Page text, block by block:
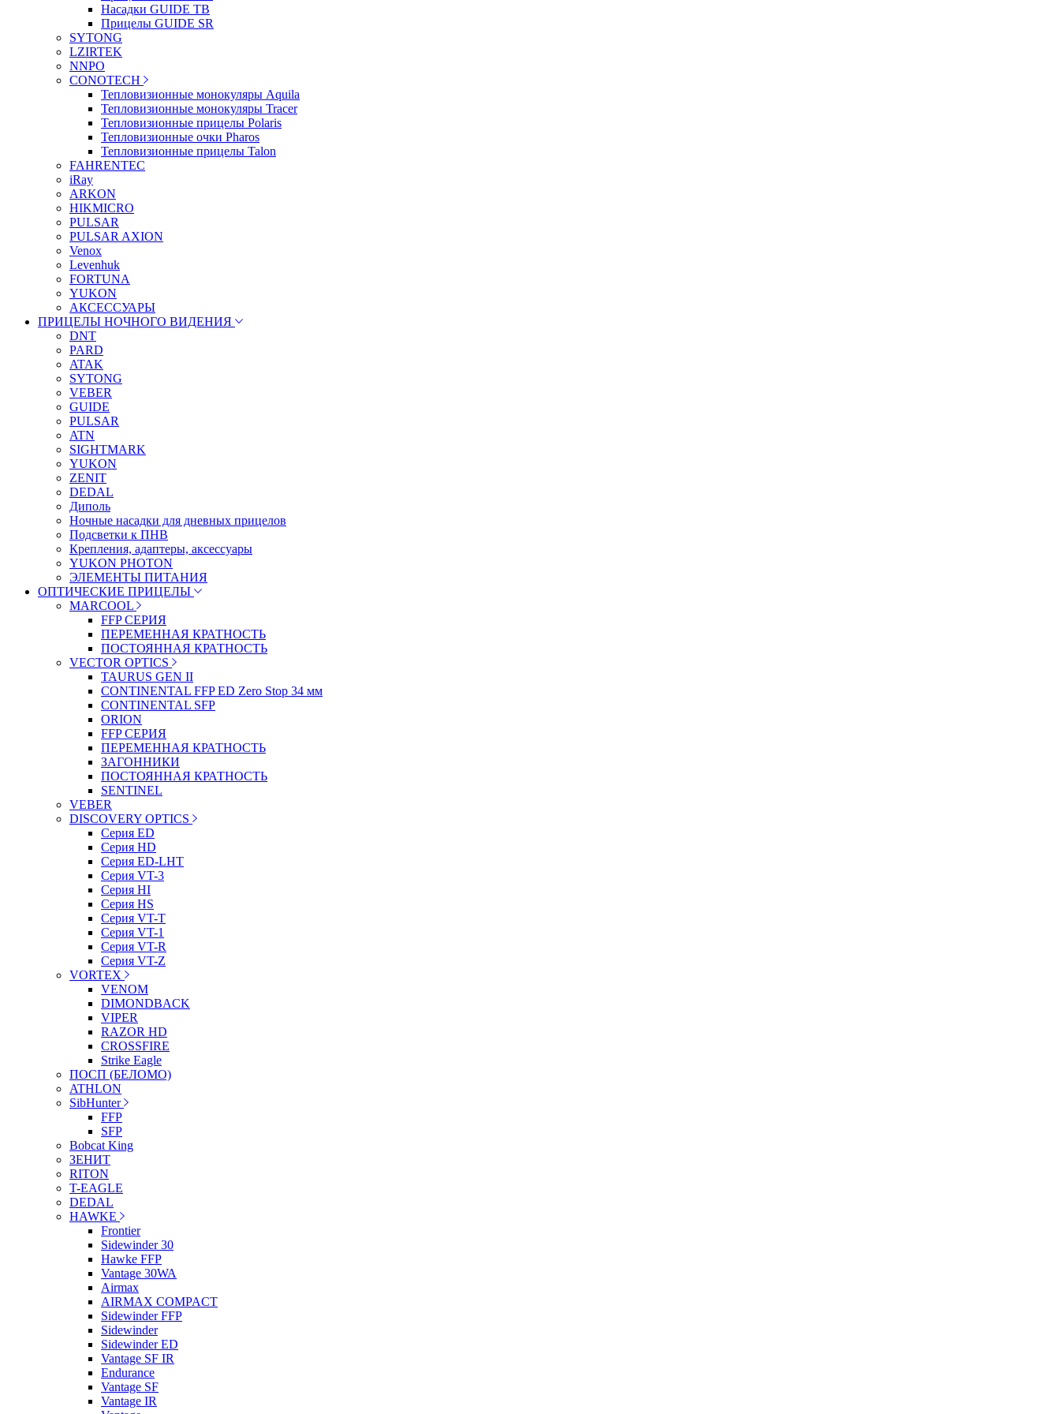
Насадки GUIDE TB
Прицелы GUIDE SR
SYTONG
LZIRTEK
NNPO
CONOTECH
Тепловизионные монокуляры Aquila
Тепловизионные монокуляры Tracer
Тепловизионные прицелы Polaris
Тепловизионные очки Pharos
Тепловизионные прицелы Talon
FAHRENTEC
iRay
ARKON
HIKMICRO
PULSAR
PULSAR AXION
Venox
Levenhuk
FORTUNA
YUKON
АКСЕССУАРЫ
ПРИЦЕЛЫ НОЧНОГО ВИДЕНИЯ
DNT
PARD
ATAK
SYTONG
VEBER
GUIDE
PULSAR
ATN
SIGHTMARK
YUKON
ZENIT
DEDAL
Диполь
Ночные насадки для дневных прицелов
Подсветки к ПНВ
Крепления, адаптеры, аксессуары
YUKON PHOTON
ЭЛЕМЕНТЫ ПИТАНИЯ
ОПТИЧЕСКИЕ ПРИЦЕЛЫ
MARCOOL
FFP СЕРИЯ
ПЕРЕМЕННАЯ КРАТНОСТЬ
ПОСТОЯННАЯ КРАТНОСТЬ
VECTOR OPTICS
TAURUS GEN II
CONTINENTAL FFP ED Zero Stop 34 мм
CONTINENTAL SFP
ORION
FFP СЕРИЯ
ПЕРЕМЕННАЯ КРАТНОСТЬ
ЗАГОННИКИ
ПОСТОЯННАЯ КРАТНОСТЬ
SENTINEL
VEBER
DISCOVERY OPTICS
Серия ED
Серия HD
Серия ED-LHT
Серия VT-3
Серия HI
Серия HS
Серия VT-T
Серия VT-1
Серия VT-R
Серия VT-Z
VORTEX
VENOM
DIMONDBACK
VIPER
RAZOR HD
CROSSFIRE
Strike Eagle
ПОСП (БЕЛОМО)
ATHLON
SibHunter
FFP
SFP
Bobcat King
ЗЕНИТ
RITON
T-EAGLE
DEDAL
HAWKE
Frontier
Sidewinder 30
Hawke FFP
Vantage 30WA
Airmax
AIRMAX COMPACT
Sidewinder FFP
Sidewinder
Sidewinder ED
Vantage SF IR
Endurance
Vantage SF
Vantage IR